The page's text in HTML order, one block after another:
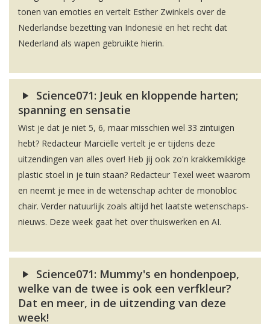
tonen van emoties en vertelt Esther Zwinkels over de
Nederlandse bezetting van Indonesië en het recht dat
Nederland als wapen gebruikte hierin.
Science071: Jeuk en kloppende harten;
spanning en sensatie
Wist je dat je niet 5, 6, maar misschien wel 33 zintuigen
hebt? Redacteur Marciëlle vertelt je er tijdens deze
uitzendingen van alles over! Heb jij ook zo'n krakkemikkige
plastic stoel in je tuin staan? Redacteur Texel weet waarom
en neemt je mee in de wetenschap achter de monobloc
chair. Verder natuurlijk zoals altijd het laatste wetenschaps-
nieuws. Deze week gaat het over thuiswerken en AI.
Science071: Mummy's en hondenpoep,
welke van de twee is ook een verfkleur?
Dat en meer, in de uitzending van deze
week!